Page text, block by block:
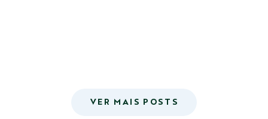
VER MAIS POSTS